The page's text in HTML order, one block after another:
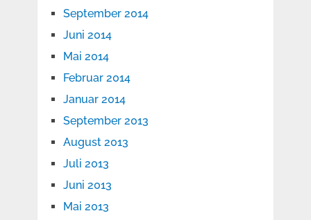
September 2014
Juni 2014
Mai 2014
Februar 2014
Januar 2014
September 2013
August 2013
Juli 2013
Juni 2013
Mai 2013